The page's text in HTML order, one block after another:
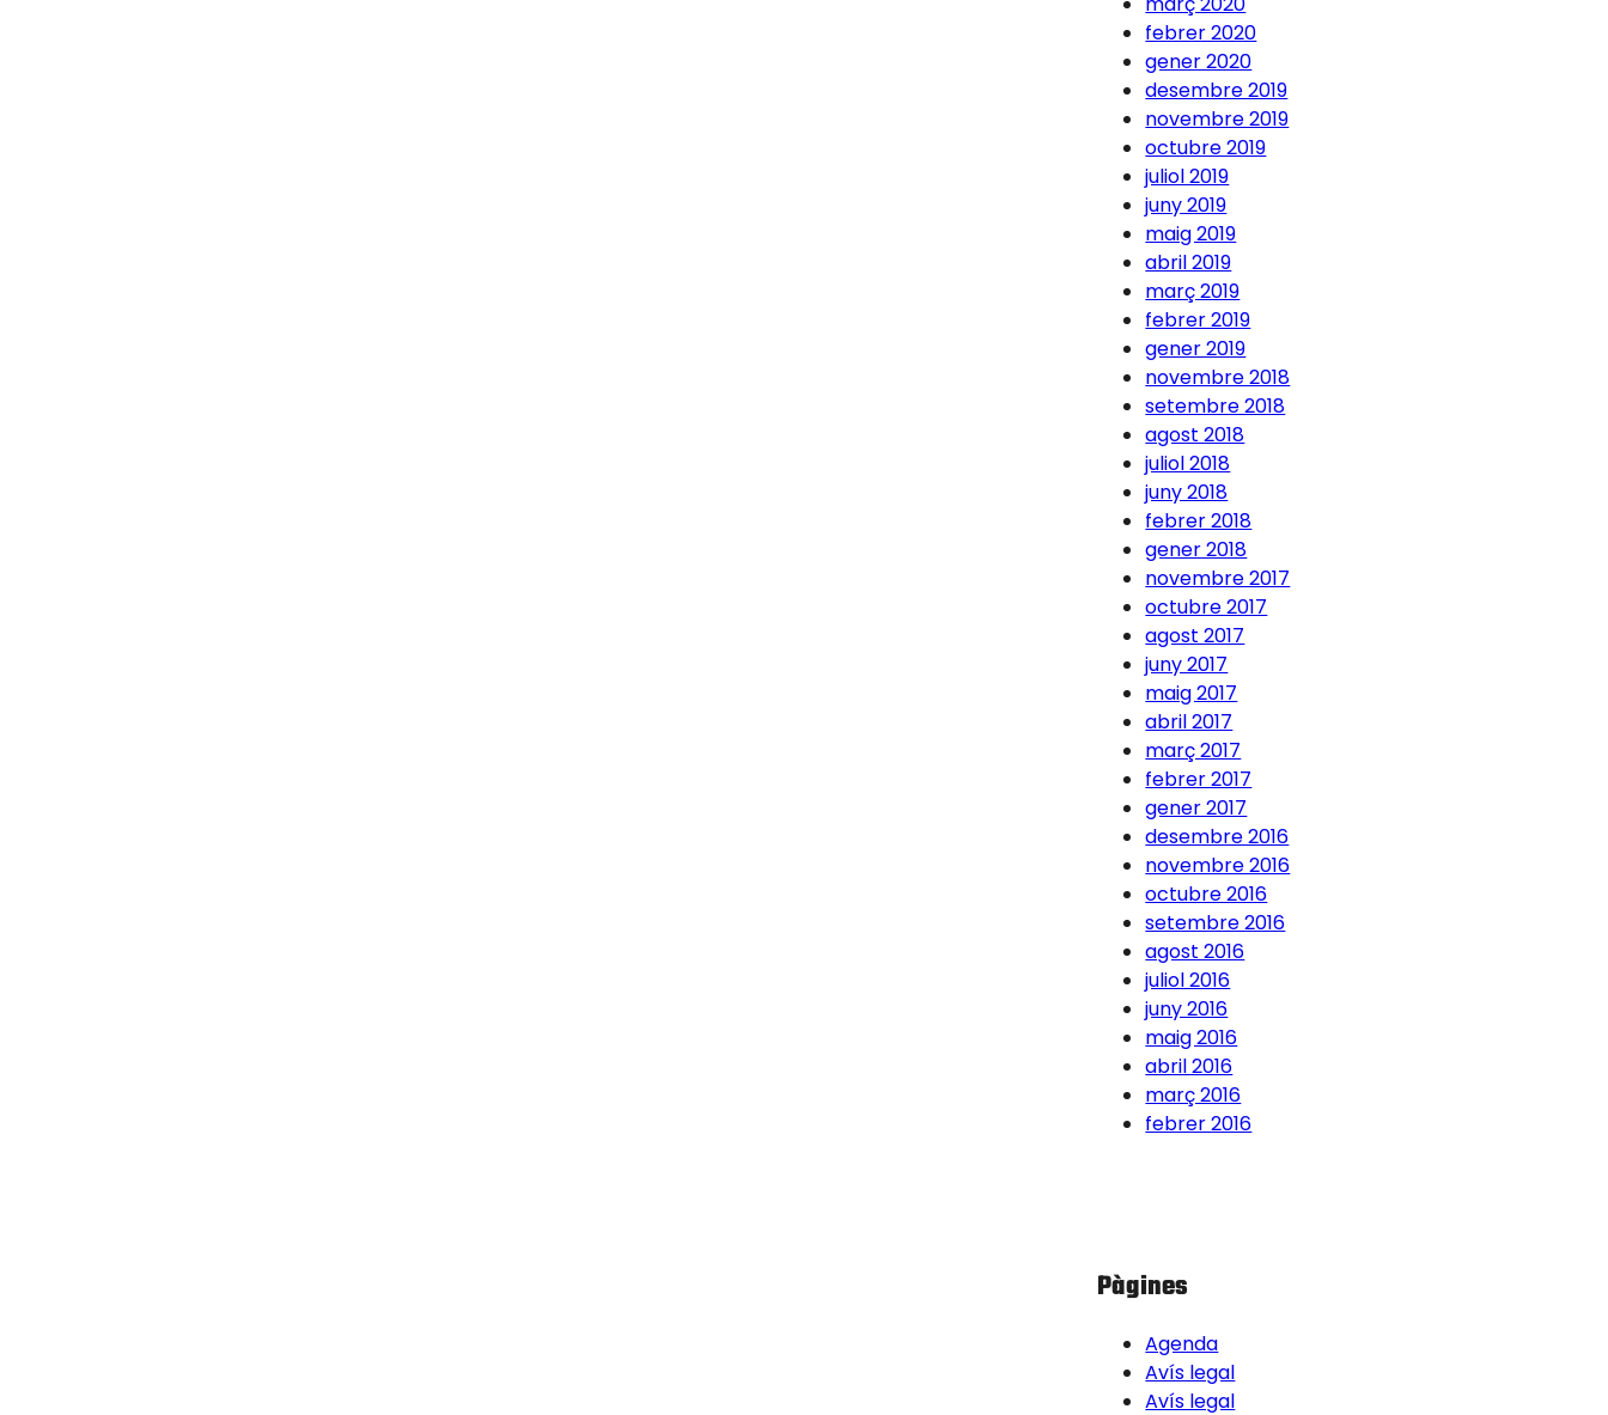
febrer 2020
gener 2020
desembre 2019
novembre 2019
octubre 2019
juliol 2019
juny 2019
maig 2019
abril 2019
març 2019
febrer 2019
gener 2019
novembre 2018
setembre 2018
agost 2018
juliol 2018
juny 2018
febrer 2018
gener 2018
novembre 2017
octubre 2017
agost 2017
juny 2017
maig 2017
abril 2017
març 2017
febrer 2017
gener 2017
desembre 2016
novembre 2016
octubre 2016
setembre 2016
agost 2016
juliol 2016
juny 2016
maig 2016
abril 2016
març 2016
febrer 2016
Pàgines
Agenda
Avís legal
Avís legal